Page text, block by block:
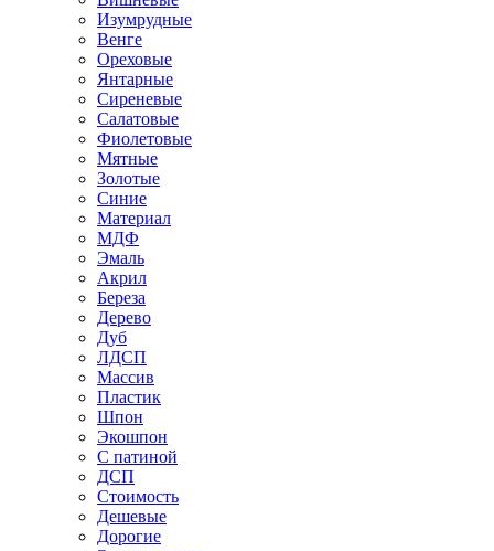
Изумрудные
Венге
Ореховые
Янтарные
Сиреневые
Салатовые
Фиолетовые
Мятные
Золотые
Синие
Материал
МДФ
Эмаль
Акрил
Береза
Дерево
Дуб
ЛДСП
Массив
Пластик
Шпон
Экошпон
С патиной
ДСП
Стоимость
Дешевые
Дорогие